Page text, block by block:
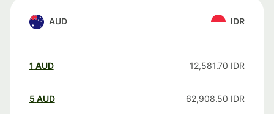
AUD IDR
1 AUD 12,581.70 IDR
5 AUD 62,908.50 IDR